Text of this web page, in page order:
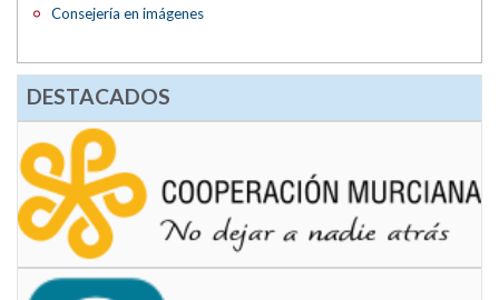
Consejería en imágenes
DESTACADOS